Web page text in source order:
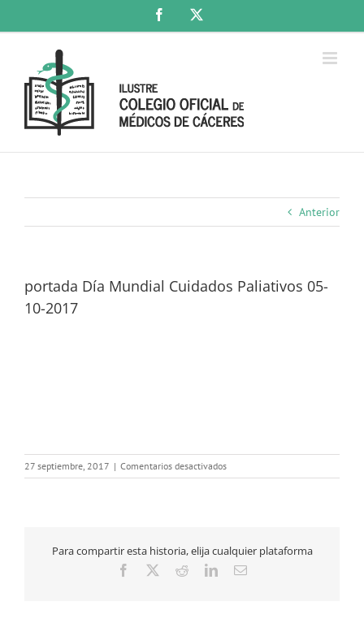
Facebook
Anterior
portada Día Mundial Cuidados Paliativos 05-
10-2017
27 septiembre, 2017 | Comentarios desactivadosen
portada
05-
10-
Para compartir esta historia, elija cualquier plataforma
Facebook RedditLinkedInCorreo